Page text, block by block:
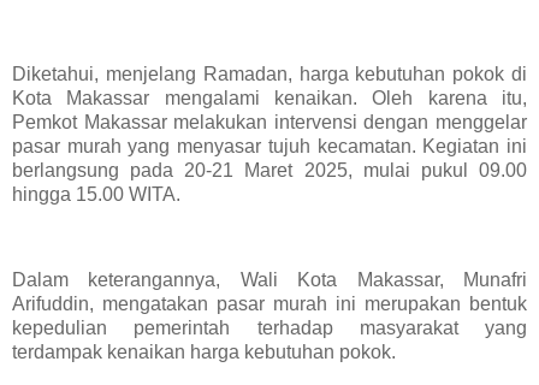
Diketahui, menjelang Ramadan, harga kebutuhan pokok di
Kota Makassar mengalami kenaikan. Oleh karena itu,
Pemkot Makassar melakukan intervensi dengan menggelar
pasar murah yang menyasar tujuh kecamatan. Kegiatan ini
berlangsung pada 20-21 Maret 2025, mulai pukul 09.00
hingga 15.00 WITA.
Dalam keterangannya, Wali Kota Makassar, Munafri
Arifuddin, mengatakan pasar murah ini merupakan bentuk
kepedulian pemerintah terhadap masyarakat yang
terdampak kenaikan harga kebutuhan pokok.